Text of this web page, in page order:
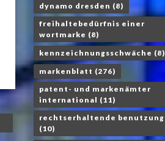
dynamo dresden (8)
freihaltebedürfnis einer
wortmarke (8)
kennzeichnungsschwäche (8)
markenblatt (276)
patent- und markenämter
international (11)
rechtserhaltende benutzung
(10)